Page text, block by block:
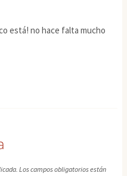
está! no hace falta mucho
Los campos obligatorios están